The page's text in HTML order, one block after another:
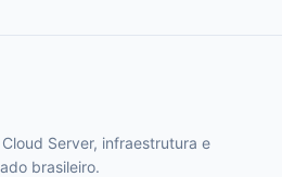
Server, infraestrutura e
brasileiro.